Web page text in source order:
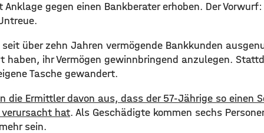
gegen einen Bankberater erhoben. Der
über zehn Jahren vermögende Bankkunden
haben, ihr Vermögen gewinnbringend anzulegen.
Tasche gewandert.
die Ermittler davon aus, dass der 57-Jährige so einen
verursacht hat. Als Geschädigte kommen sechs
sein.